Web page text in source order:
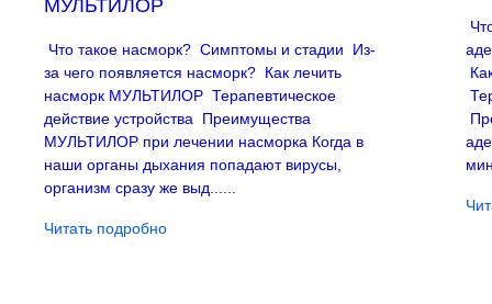
МУЛЬТИЛОР
Что такое насморк? Симптомы и стадии Из-
за чего появляется насморк? Как лечить
насморк МУЛЬТИЛОР Терапевтическое
действие устройства Преимущества
МУЛЬТИЛОР при лечении насморка Когда в
наши органы дыхания попадают вирусы,
организм сразу же выд......
Читать подробно